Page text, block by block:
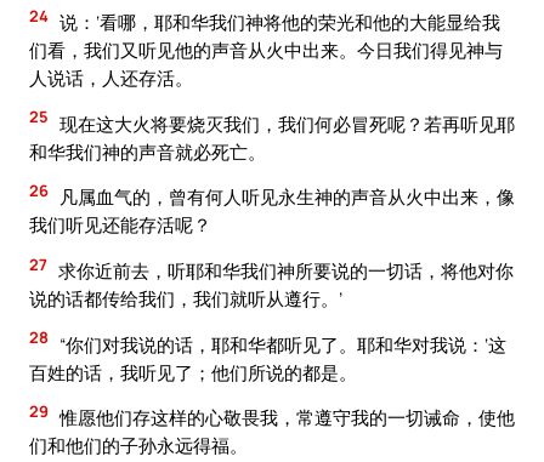
24 说：‘看哪，耶和华我们神将他的荣光和他的大能显给我
们看，我们又听见他的声音从火中出来。今日我们得见神与
人说话，人还存活。
25 现在这大火将要烧灭我们，我们何必冒死呢？若再听见耶
和华我们神的声音就必死亡。
26
凡属血气的，曾有何人听见永生神的声音从火中出来，像
我们听见还能存活呢？
27 求你近前去，听耶和华我们神所要说的一切话，将他对你
说的话都传给我们，我们就听从遵行。’
28
“你们对我说的话，耶和华都听见了。耶和华对我说：‘这
百姓的话，我听见了；他们所说的都是。
29 惟愿他们存这样的心敬畏我，常遵守我的一切诫命，使他
们和他们的子孙永远得福。